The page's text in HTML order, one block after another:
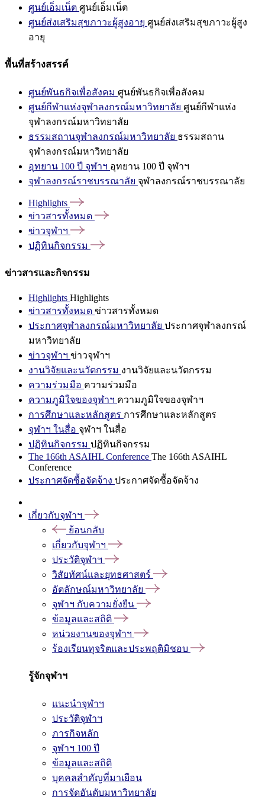
ศูนย์เอ็มเน็ต ศูนย์เอ็มเน็ต
ศูนย์ส่งเสริมสุขภาวะผู้สูงอายุ ศูนย์ส่งเสริมสุขภาวะผู้สูง
อายุ
พื้นที่สร้างสรรค์
ศูนย์พันธกิจเพื่อสังคม ศูนย์พันธกิจเพื่อสังคม
ศูนย์กีฬาแห่งจุฬาลงกรณ์มหาวิทยาลัย ศูนย์กีฬาแห่ง
จุฬาลงกรณ์มหาวิทยาลัย
ธรรมสถานจุฬาลงกรณ์มหาวิทยาลัย ธรรมสถาน
จุฬาลงกรณ์มหาวิทยาลัย
อุทยาน 100 ปี จุฬาฯ อุทยาน 100 ปี จุฬาฯ
จุฬาลงกรณ์ราชบรรณาลัย จุฬาลงกรณ์ราชบรรณาลัย
Highlights
ข่าวสารทั้งหมด
ข่าวจุฬาฯ
ปฏิทินกิจกรรม
ข่าวสารและกิจกรรม
Highlights Highlights
ข่าวสารทั้งหมด ข่าวสารทั้งหมด
ประกาศจุฬาลงกรณ์มหาวิทยาลัย ประกาศจุฬาลงกรณ์
มหาวิทยาลัย
ข่าวจุฬาฯ ข่าวจุฬาฯ
งานวิจัยและนวัตกรรม งานวิจัยและนวัตกรรม
ความร่วมมือ ความร่วมมือ
ความภูมิใจของจุฬาฯ ความภูมิใจของจุฬาฯ
การศึกษาและหลักสูตร การศึกษาและหลักสูตร
จุฬาฯ ในสื่อ จุฬาฯ ในสื่อ
ปฏิทินกิจกรรม ปฏิทินกิจกรรม
The 166th ASAIHL Conference The 166th ASAIHL
Conference
ประกาศจัดซื้อจัดจ้าง ประกาศจัดซื้อจัดจ้าง
เกี่ยวกับจุฬาฯ
ย้อนกลับ
เกี่ยวกับจุฬาฯ
ประวัติจุฬาฯ
วิสัยทัศน์และยุทธศาสตร์
อัตลักษณ์มหาวิทยาลัย
จุฬาฯ กับความยั่งยืน
ข้อมูลและสถิติ
หน่วยงานของจุฬาฯ
ร้องเรียนทุจริตและประพฤติมิชอบ
รู้จักจุฬาฯ
แนะนำจุฬาฯ
ประวัติจุฬาฯ
ภารกิจหลัก
จุฬาฯ 100 ปี
ข้อมูลและสถิติ
บุคคลสำคัญที่มาเยือน
การจัดอันดับมหาวิทยาลัย